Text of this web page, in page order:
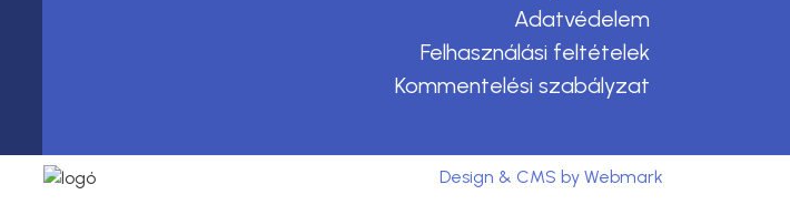
Adatvédelem
Felhasználási feltételek
Kommentelési szabályzat
Design & CMS by Webmark